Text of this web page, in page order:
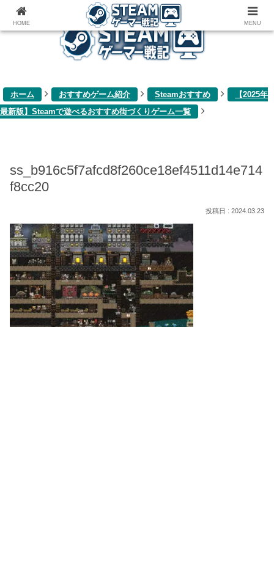
ゲーム関連雑記ブログ
ホーム おすすめゲーム紹介 Steamおすすめ
【2025年
最新版】Steamで遊べるおすすめ街づくりゲーム一覧
ss_b916c5f7afcd8f260ce18ef4511d14e714
f8cc20
2024.03.23
HOME MENU